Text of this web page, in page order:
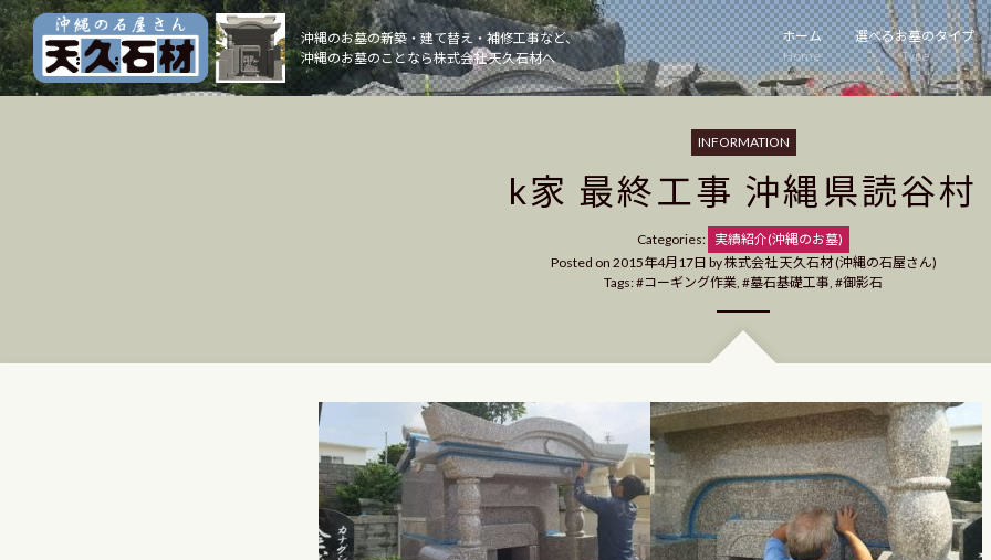
Skip
to
content
沖縄のお墓の新築・建て替え・補修工事など、
沖縄のお墓のことなら株式会社 天久石材へ
ホーム
Home
選べるお墓のタイプ
Type
INFORMATION
k家 最終工事 沖縄県読谷村
Categories: Categories
実績紹介(沖縄のお墓)
Posted on 2015年4月17日 by株式会社 天久石材 (沖縄の石屋さん)
Tags:
コーギング作業, 墓石基礎工事, 御影石